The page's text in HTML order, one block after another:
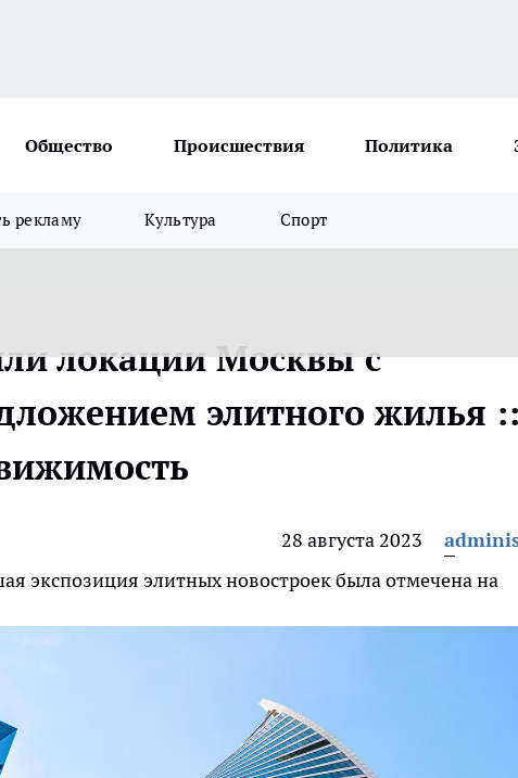
Общество Происшествия Политика
рекламу Культура Спорт
локации Москвы с
элитного жилья ::
28 августа 2023
экспозиция элитных новостроек была отмечена на